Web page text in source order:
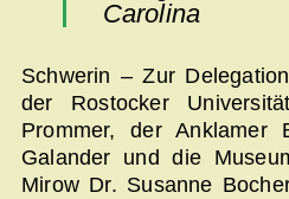
Carolina
Schwerin – Zur
der Rostocker
Prommer, der Anklamer
Galander und die
Mirow Dr. Susanne